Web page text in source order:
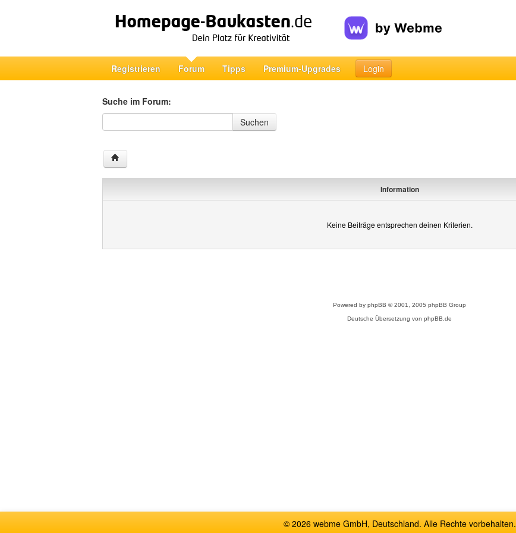
Registrieren Forum Tipps Premium-Upgrades Login
Suche im Forum:
Suche im Forum
Suchen
Information
Keine Beiträge entsprechen deinen Kriterien.
Powered by phpBB © 2001, 2005 phpBB Group
Deutsche Übersetzung von phpBB.de
© 2026 webme GmbH, Deutschland. Alle Rechte vorbehalten.